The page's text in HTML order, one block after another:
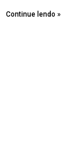
Continue lendo »